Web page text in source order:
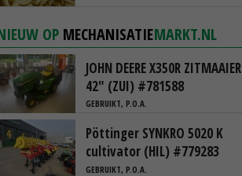
OP MECHANISATIEMARKT.NL
JOHN DEERE X350R ZITMAAIER
42" (ZUI) #781588
GEBRUIKT, P.O.A.
Pöttinger SYNKRO 5020 K
cultivator (HIL) #779283
GEBRUIKT, P.O.A.